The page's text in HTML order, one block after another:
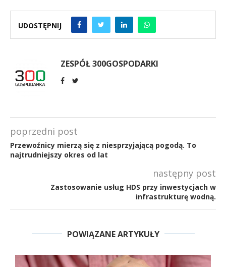
UDOSTĘPNIJ
ZESPÓŁ 300GOSPODARKI
poprzedni post
Przewoźnicy mierzą się z niesprzyjającą pogodą. To
najtrudniejszy okres od lat
następny post
Zastosowanie usług HDS przy inwestycjach w
infrastrukturę wodną.
POWIĄZANE ARTYKUŁY